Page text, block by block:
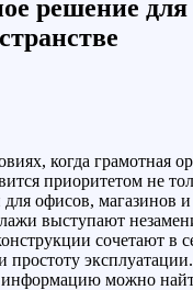
решение
когда грамотная
приоритетом не
офисов, магазинов
выступают
сочетают в
простоту
можно